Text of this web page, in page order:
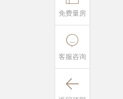
免费量房

客服咨询
